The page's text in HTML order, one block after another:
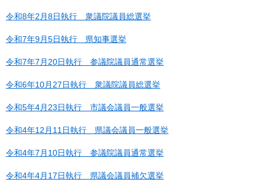
令和8年2月8日執行 衆議院議員総選挙
令和7年9月5日執行 県知事選挙
令和7年7月20日執行 参議院議員通常選挙
令和6年10月27日執行 衆議院議員総選挙
令和5年4月23日執行 市議会議員一般選挙
令和4年12月11日執行 県議会議員一般選挙
令和4年7月10日執行 参議院議員通常選挙
令和4年4月17日執行 県議会議員補欠選挙